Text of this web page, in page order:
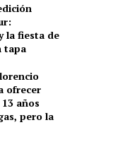
la fiesta de
tapa
ofrecer
años
pero la